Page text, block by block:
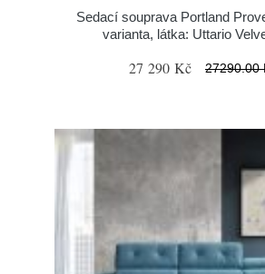
Sedací souprava Portland
varianta, látka: Uttario
27 290 Kč 27290.00